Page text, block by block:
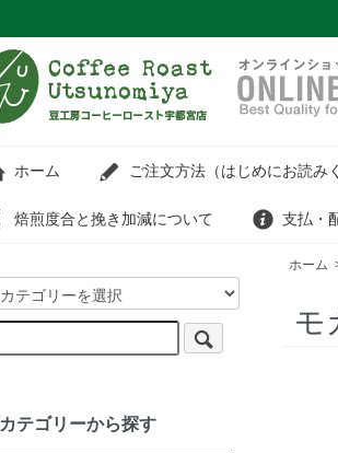
ホーム ご注文方法（はじめにお読み
焙煎度合と挽き加減について 支払・
ホーム
モ
カテゴリーから探す